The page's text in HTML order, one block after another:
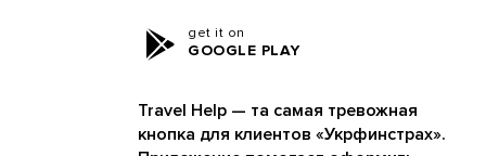
get it on
GOOGLE PLAY
Travel Help — та самая тревожная
кнопка для клиентов «Укрфинстрах».